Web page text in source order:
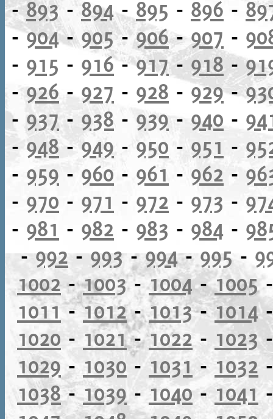
-893-894- 895 - 896 -
-904-905-906-907 -
- 915 - 916-917-918 -
-926 - 927 - 928 - 929-
- 937-938 - 939- 940 -
-948-949 - 950 - 951 -
- 959 - 960 - 961 - 962 -
- 970 - 971 - 972 - 973 -
- 981 - 982 - 983 - 984 -
-992-993-994- 995 -
1002-1003-1004-1005
1011-1012-1013-1014
1020 - 1021-1022 - 1023
1029 -1030- 1031 -1032
1038-1039 - 1040- 1041